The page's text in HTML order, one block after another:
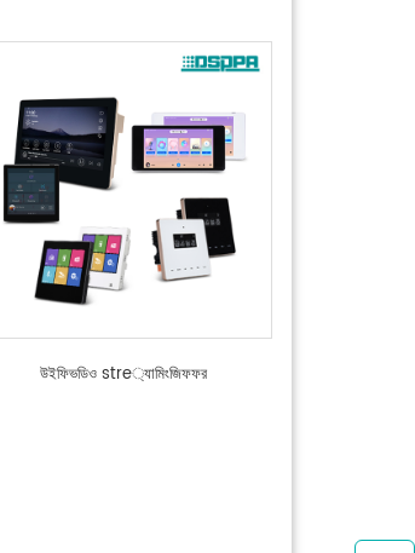
উইফিভডিও stre্যামিংজিফফর